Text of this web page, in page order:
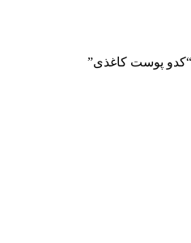
پوست کاغذی”